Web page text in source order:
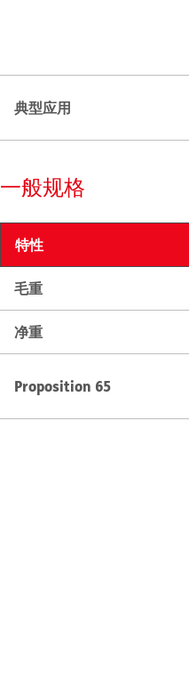
典型应用
一般规格
特性
毛重
净重
Proposition 65